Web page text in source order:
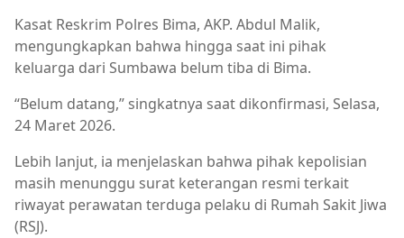
Kasat Reskrim Polres Bima, AKP. Abdul Malik,
mengungkapkan bahwa hingga saat ini pihak
keluarga dari Sumbawa belum tiba di Bima.
“Belum datang,” singkatnya saat dikonfirmasi, Selasa,
24 Maret 2026.
Lebih lanjut, ia menjelaskan bahwa pihak kepolisian
masih menunggu surat keterangan resmi terkait
riwayat perawatan terduga pelaku di Rumah Sakit Jiwa
(RSJ).